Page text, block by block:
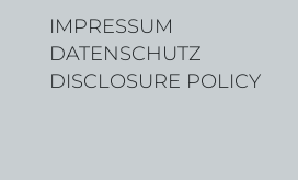
IMPRESSUM
DATENSCHUTZ
DISCLOSURE POLICY